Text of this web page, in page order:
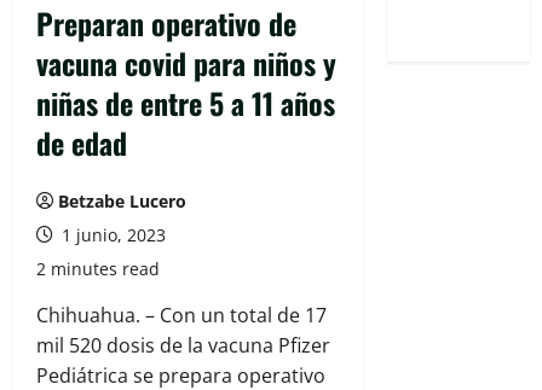
Preparan operativo de
vacuna covid para niños y
niñas de entre 5 a 11 años
de edad
Betzabe Lucero
1 junio, 2023
2 minutes read
Chihuahua. – Con un total de 17
mil 520 dosis de la vacuna Pfizer
Pediátrica se prepara operativo